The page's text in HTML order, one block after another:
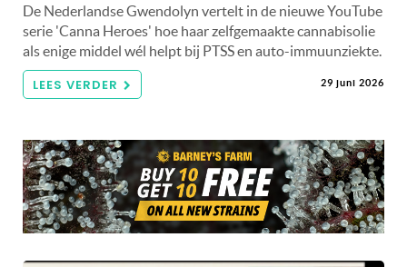
De Nederlandse Gwendolyn vertelt in de nieuwe YouTube
serie 'Canna Heroes' hoe haar zelfgemaakte cannabisolie
als enige middel wél helpt bij PTSS en auto-immuunziekte.
LEES VERDER 29 juni 2026